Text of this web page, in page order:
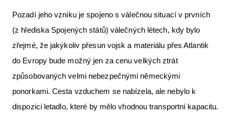
Pozadí jeho vzniku je spojeno s válečnou situací v prvních
(z hlediska Spojených států) válečných létech, kdy bylo
zřejmé, že jakýkoliv přesun vojsk a materiálu přes Atlantik
do Evropy bude možný jen za cenu velkých ztrát
způsobovaných velmi nebezpečnými německými
ponorkami. Cesta vzduchem se nabízela, ale nebylo k
dispozici letadlo, které by mělo vhodnou transportní kapacitu.